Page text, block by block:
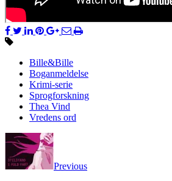
Bille&Bille
Boganmeldelse
Krimi-serie
Sprogforskning
Thea Vind
Vredens ord
Previous